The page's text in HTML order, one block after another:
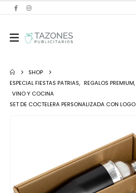
SHOP
ESPECIAL FIESTAS PATRIAS, REGALOS PREMIUM,
VINO Y COCINA
SET DE COCTELERA PERSONALIZADA CON LOGO